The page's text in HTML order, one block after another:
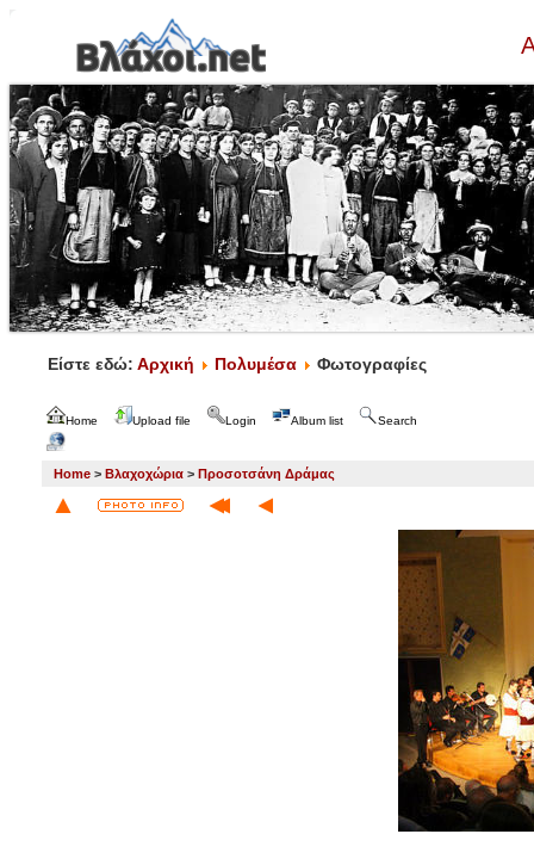
Είστε εδώ: Αρχική Πολυμέσα Φωτογραφίες
Home Upload file Login Album list Search
Home > Βλαχοχώρια > Προσοτσάνη Δράμας